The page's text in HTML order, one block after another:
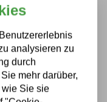
analysieren zu
durch
mehr darüber,
Sie sie